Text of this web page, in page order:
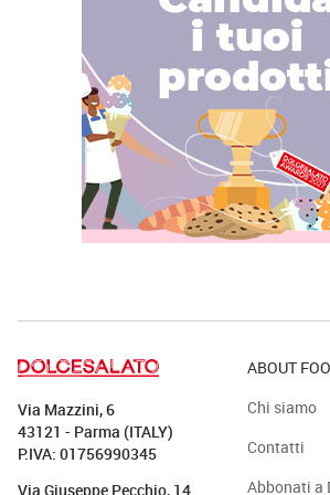
Via Mazzini, 6
43121 - Parma (ITALY)
P.IVA: 01756990345
ABOUT
Chi siamo
Contatti
Abbonati a